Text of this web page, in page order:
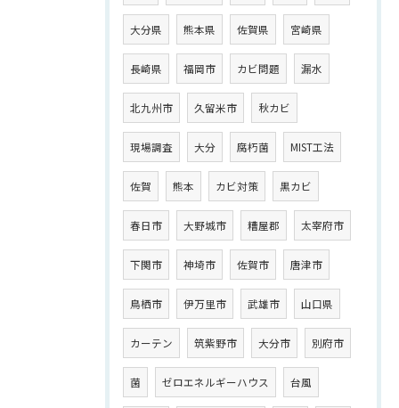
大分県 熊本県 佐賀県 宮崎県
長崎県 福岡市 カビ問題 漏水
北九州市 久留米市 秋カビ
現場調査 大分 腐朽菌 MIST工法
佐賀 熊本 カビ対策 黒カビ
春日市 大野城市 糟屋郡 太宰府市
下関市 神埼市 佐賀市 唐津市
鳥栖市 伊万里市 武雄市 山口県
カーテン 筑紫野市 大分市 別府市
菌 ゼロエネルギーハウス 台風